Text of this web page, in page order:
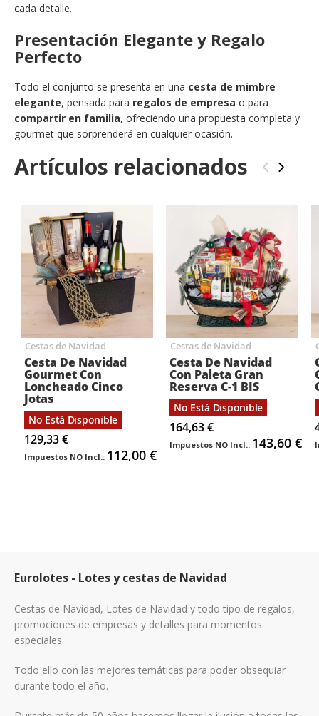
cada detalle.
Presentación Elegante y Regalo
Perfecto
Todo el conjunto se presenta en una cesta de mimbre
elegante, pensada para regalos de empresa o para
compartir en familia, ofreciendo una propuesta completa y
gourmet que sorprenderá en cualquier ocasión.
Artículos relacionados ‹ ›
Cestas de Navidad
Cesta De Navidad
Gourmet Con
Loncheado Cinco
Jotas
No Está Disponible
129,33 €
112,00 €
Cestas de Navidad
Cesta De Navidad
Con Paleta Gran
Reserva C-1 BIS
No Está Disponible
164,63 €
143,60 €
Eurolotes - Lotes y cestas de Navidad
Cestas de Navidad, Lotes de Navidad y todo tipo de regalos,
promociones de empresas y detalles para momentos
especiales.
Todo ello con las mejores temáticas para poder obsequiar
durante todo el año.